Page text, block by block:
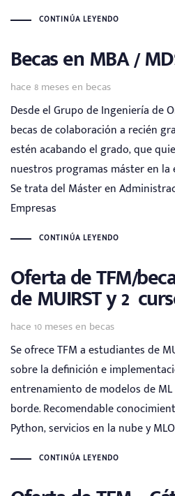
CONTINÚA LEYENDO
Becas en MBA /
hace 8 mesesen
Tags becas
Desde el Grupo de Ingeniería de
becas de colaboración a recién
estén acabando el grado, que
nuestros programas máster en
Se trata del Máster en
Empresas
CONTINÚA LEYENDO
Oferta de TFM/
de MUIRST y 2º
hace 10 mesesen
Tags becas
Se ofrece TFM a estudiantes de
sobre la definición e
entrenamiento de modelos de
borde. Recomendable
Python, servicios en la nube y
CONTINÚA LEYENDO